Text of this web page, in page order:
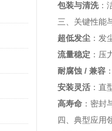
包装与清洗：
三、关键性能
超低发尘 ：发
流量稳定 ：压
耐腐蚀 / 兼容
安装灵活 ：直
高寿命 ：密封
四、典型应用